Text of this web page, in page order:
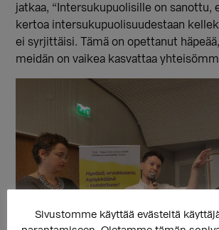
jatkaa, “Intersukupuolisille on sanottu,
kertoa intersukupuolisuudestaan
ei syrjittäisi. Tämä on opettanut
meidän on vaikea kasvattaa
Sivustomme käyttää evästeitä